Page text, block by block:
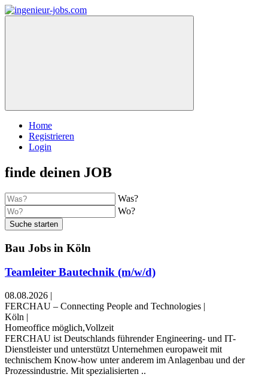
Home
Registrieren
Login
finde deinen JOB
Was?
Wo?
Suche starten
Bau Jobs in Köln
Teamleiter Bautechnik (m/w/d)
08.08.2026 |
FERCHAU – Connecting People and Technologies |
Köln |
Homeoffice möglich,Vollzeit
FERCHAU ist Deutschlands führender Engineering- und IT-
Dienstleister und unterstützt Unternehmen europaweit mit
technischem Know-how unter anderem im Anlagenbau und der
Prozessindustrie. Mit spezialisierten ..